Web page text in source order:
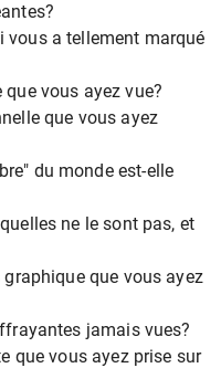
vous a tellement marqué
vous ayez vue?
que vous ayez
du monde est-elle
ne le sont pas, et
que vous ayez
jamais vues?
que vous ayez prise sur